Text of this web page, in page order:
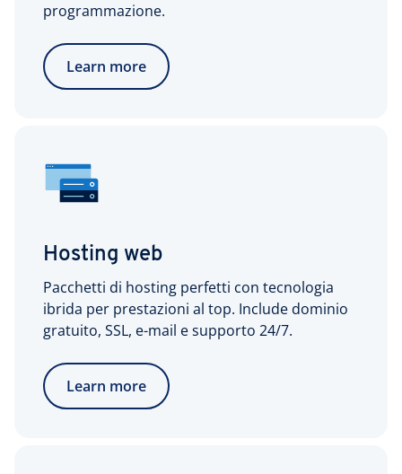
programmazione.
Learn more
Hosting web
Pacchetti di hosting perfetti con tecnologia
ibrida per prestazioni al top. Include dominio
gratuito, SSL, e-mail e supporto 24/7.
Learn more